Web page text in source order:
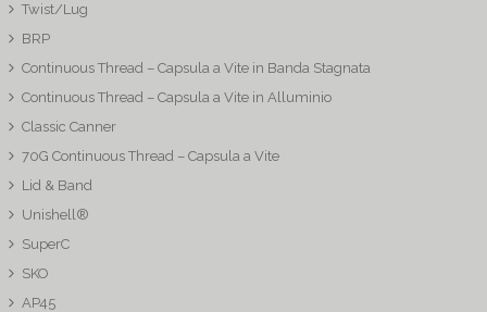
Twist/Lug
BRP
Continuous Thread – Capsula a Vite in Banda Stagnata
Continuous Thread – Capsula a Vite in Alluminio
Classic Canner
70G Continuous Thread – Capsula a Vite
Lid & Band
Unishell®
SuperC
SKO
AP45